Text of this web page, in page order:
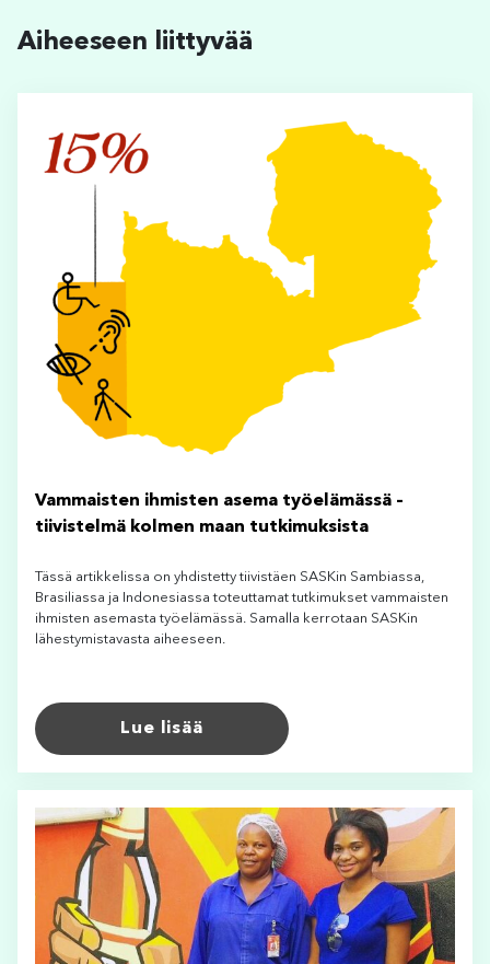
Aiheeseen liittyvää
Vammaisten ihmisten asema työelämässä –
tiivistelmä kolmen maan tutkimuksista
Tässä artikkelissa on yhdistetty tiivistäen SASKin Sambiassa,
Brasiliassa ja Indonesiassa toteuttamat tutkimukset vammaisten
ihmisten asemasta työelämässä. Samalla kerrotaan SASKin
lähestymistavasta aiheeseen.
Lue lisää